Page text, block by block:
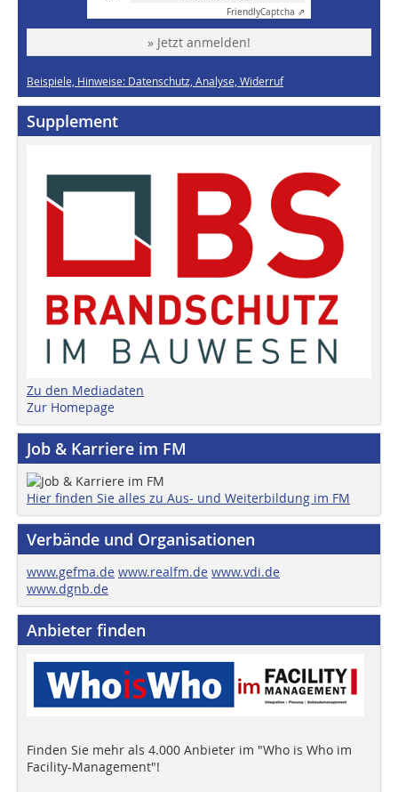
FriendlyCaptcha ⇗
» Jetzt anmelden!
Beispiele, Hinweise: Datenschutz, Analyse, Widerruf
Supplement
Zu den Mediadaten
Zur Homepage
Job & Karriere im FM
Hier finden Sie alles zu Aus- und Weiterbildung im FM
Verbände und Organisationen
www.gefma.de www.realfm.de www.vdi.de
www.dgnb.de
Anbieter finden
Finden Sie mehr als 4.000 Anbieter im "Who is Who im
Facility-Management"!